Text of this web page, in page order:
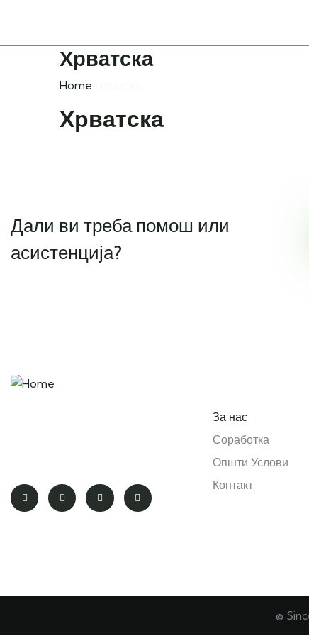
Хрватска
Home
Хрватска
Дали ви треба помош или
асистенција?
За нас
Соработка
Општи Услови
Контакт
©